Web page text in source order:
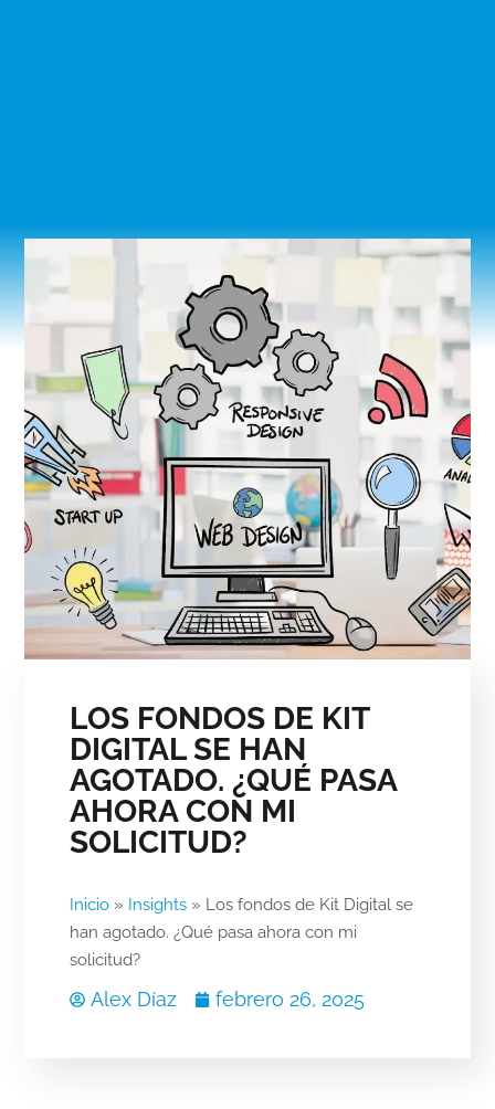
LOS FONDOS DE KIT
DIGITAL SE HAN
AGOTADO. ¿QUÉ PASA
AHORA CON MI
SOLICITUD?
Inicio» Insights» Los fondos de Kit Digital se
han agotado. ¿Qué pasa ahora con mi
solicitud?
Alex Díaz febrero 26, 2025